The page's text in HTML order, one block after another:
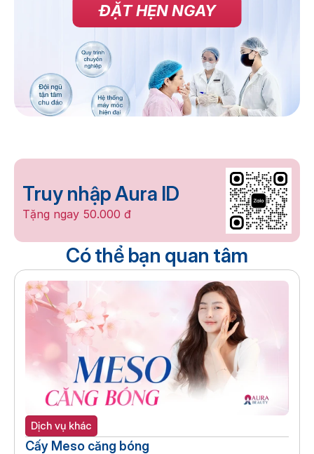
ĐẶT HẸN NGAY
Truy nhập Aura ID
Tặng ngay 50.000 đ
Có thể bạn quan tâm
Dịch vụ khác
Cấy Meso căng bóng